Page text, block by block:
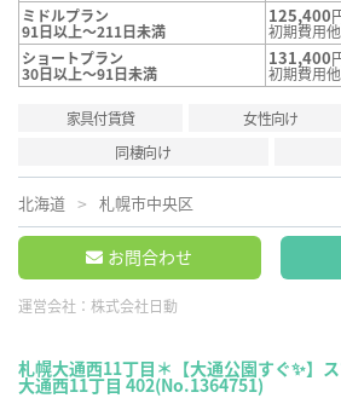
ミドルプラン
91日以上～211日未満
125,400
初期費用
ショートプラン
30日以上～91日未満
131,400
初期費用
家具付賃貸 女性向け
同棲向け
北海道 札幌市中央区
お問合わせ
運営会社： 株式会社日動
札幌大通西11丁目＊【大通公園すぐ✨】
大通西11丁目 402(No.1364751)